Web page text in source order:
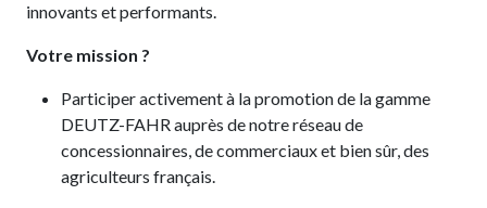
innovants et performants.
Votre mission ?
Participer activement à la promotion de la gamme
DEUTZ-FAHR auprès de notre réseau de
concessionnaires, de commerciaux et bien sûr, des
agriculteurs français.